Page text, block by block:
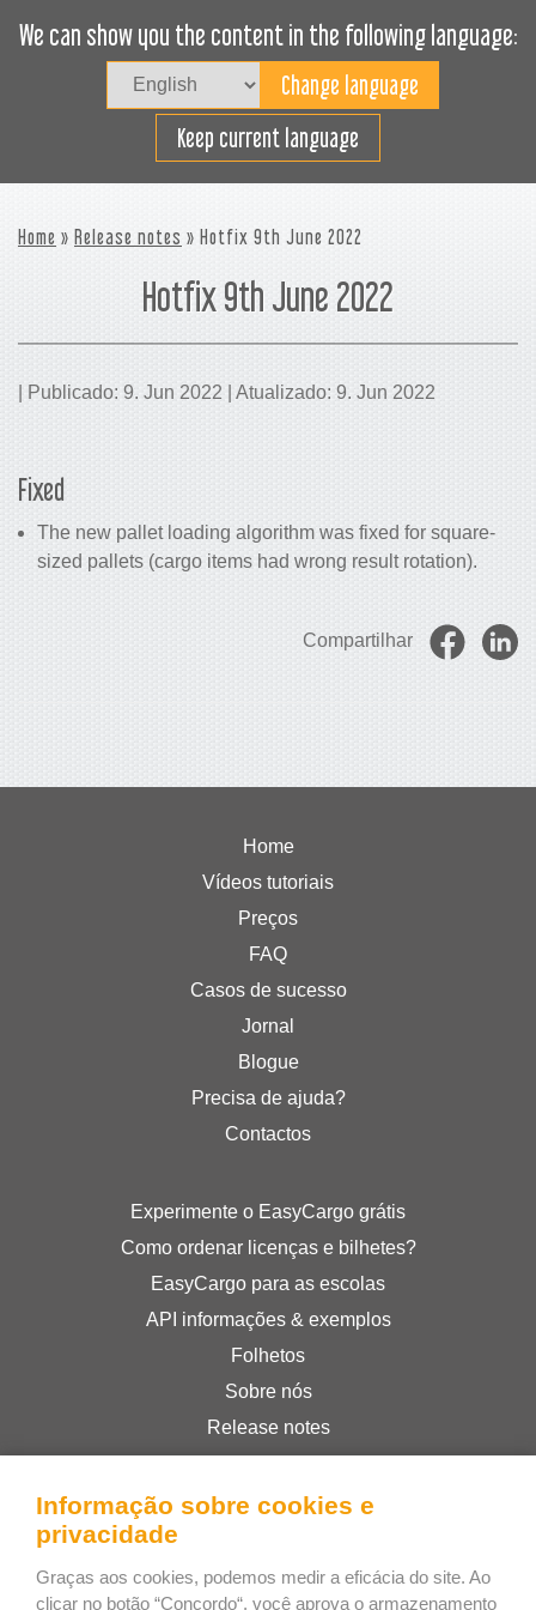
We can show you the content in the following language:
Keep current language
Carregue eficazmente
Home » Release notes » Hotfix 9th June 2022
Hotfix 9th June 2022
| Publicado: 9. Jun 2022 | Atualizado: 9. Jun 2022
Fixed
The new pallet loading algorithm was fixed for square-
sized pallets (cargo items had wrong result rotation).
Compartilhar
Home
Vídeos tutoriais
Preços
FAQ
Casos de sucesso
Jornal
Blogue
Precisa de ajuda?
Contactos
Experimente o EasyCargo grátis
Como ordenar licenças e bilhetes?
EasyCargo para as escolas
API informações & exemplos
Folhetos
Sobre nós
Release notes
Termos e Condições
Informação sobre cookies e
privacidade
Graças aos cookies, podemos medir a eficácia do site. Ao
clicar no botão “Concordo“, você aprova o armazenamento